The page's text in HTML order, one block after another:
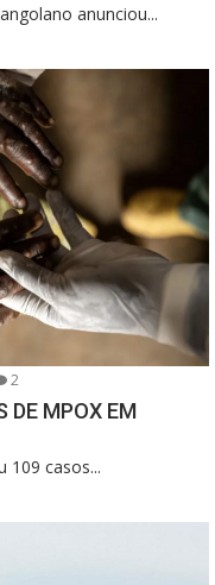
anunciou...
2
DE MPOX EM
109 casos...